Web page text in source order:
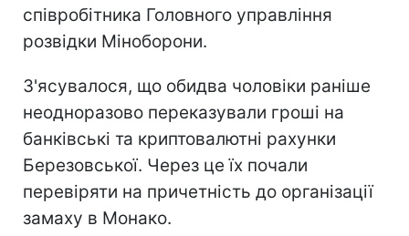
співробітника Головного управління
розвідки Міноборони.
З'ясувалося, що обидва чоловіки раніше
неодноразово переказували гроші на
банківські та криптовалютні рахунки
Березовської. Через це їх почали
перевіряти на причетність до організації
замаху в Монако.